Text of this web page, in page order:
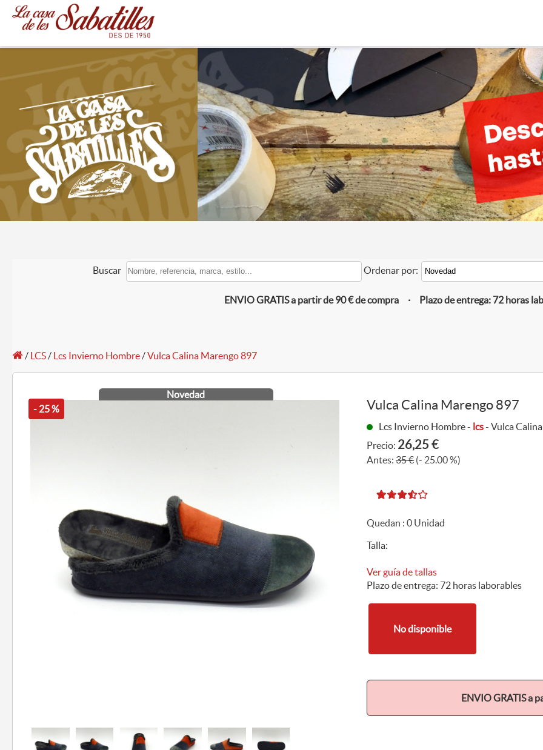
Buscar Ordenar por:
ENVIO GRATIS a partir de 90 € de compra · Plazo de entrega: 72 horas
/ LCS/ Lcs Invierno Hombre/Vulca Calina Marengo 897
Novedad
- 25 %
Vulca Calina Marengo 897
Lcs Invierno Hombre - lcs- Vulca
Precio: 26,25 €
Antes:35 €(- 25.00 %)
Quedan :0 Unidad
Talla:
Ver guía de tallas
Plazo de entrega: 72 horas laborables
No disponible
ENVIO GRATIS a